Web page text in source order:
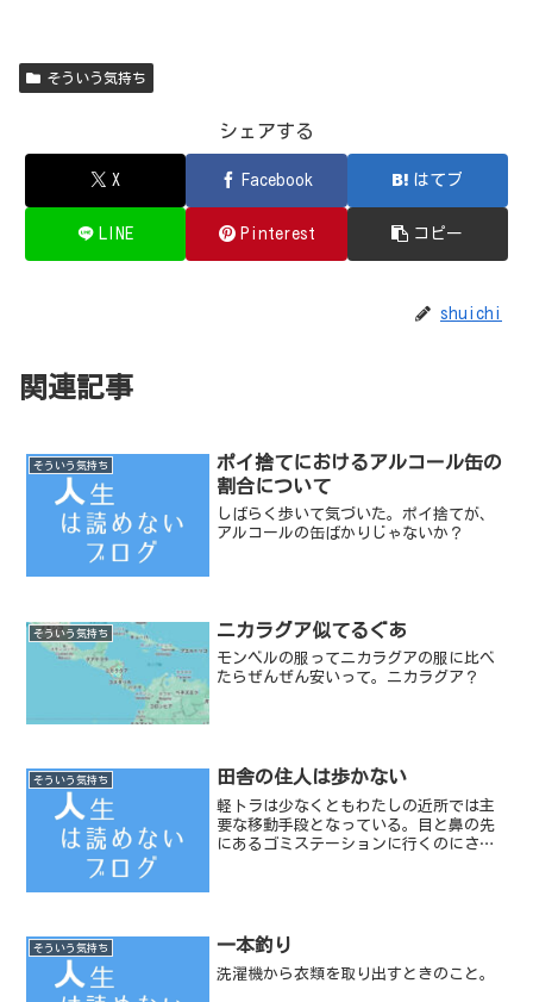
そういう気持ち
シェアする
X Facebook はてブ
LINE Pinterest コピー
shuichi
関連記事
そういう気持ち
ポイ捨てにおけるアルコール缶の
割合について
しばらく歩いて気づいた。ポイ捨てが、
アルコールの缶ばかりじゃないか？
そういう気持ち ニカラグア似てるぐあ
モンベルの服ってニカラグアの服に比べ
たらぜんぜん安いって。ニカラグア？
そういう気持ち 田舎の住人は歩かない
軽トラは少なくともわたしの近所では主
要な移動手段となっている。目と鼻の先
にあるゴミステーションに行くのにさえ
そういう気持ち 一本釣り
洗濯機から衣類を取り出すときのこと。